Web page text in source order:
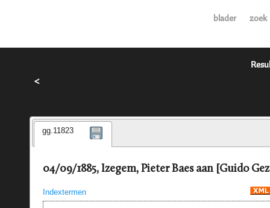
blader zoek
<
gg.11823
04/09/1885, Izegem, Pieter Baes aan [Guido
Indextermen